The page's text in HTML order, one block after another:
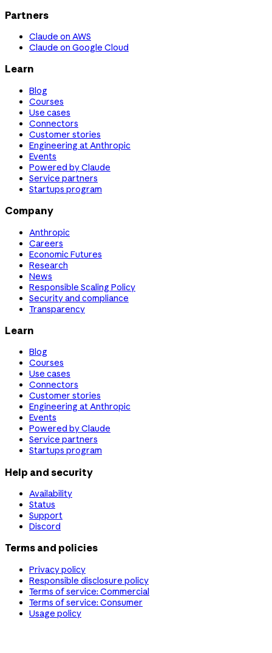
Partners
Claude on AWS
Claude on Google Cloud
Learn
Blog
Courses
Use cases
Connectors
Customer stories
Engineering at Anthropic
Events
Powered by Claude
Service partners
Startups program
Company
Anthropic
Careers
Economic Futures
Research
News
Responsible Scaling Policy
Security and compliance
Transparency
Learn
Blog
Courses
Use cases
Connectors
Customer stories
Engineering at Anthropic
Events
Powered by Claude
Service partners
Startups program
Help and security
Availability
Status
Support
Discord
Terms and policies
Privacy policy
Responsible disclosure policy
Terms of service: Commercial
Terms of service: Consumer
Usage policy